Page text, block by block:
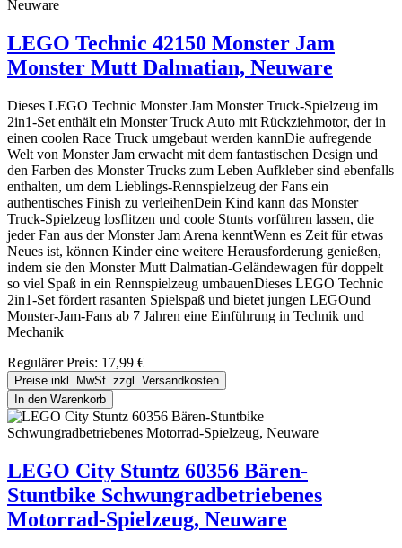
LEGO Technic 42150 Monster Jam
Monster Mutt Dalmatian, Neuware
Dieses LEGO Technic Monster Jam Monster Truck-Spielzeug im
2in1-Set enthält ein Monster Truck Auto mit Rückziehmotor, der in
einen coolen Race Truck umgebaut werden kannDie aufregende
Welt von Monster Jam erwacht mit dem fantastischen Design und
den Farben des Monster Trucks zum Leben Aufkleber sind ebenfalls
enthalten, um dem Lieblings-Rennspielzeug der Fans ein
authentisches Finish zu verleihenDein Kind kann das Monster
Truck-Spielzeug losflitzen und coole Stunts vorführen lassen, die
jeder Fan aus der Monster Jam Arena kenntWenn es Zeit für etwas
Neues ist, können Kinder eine weitere Herausforderung genießen,
indem sie den Monster Mutt Dalmatian-Geländewagen für doppelt
so viel Spaß in ein Rennspielzeug umbauenDieses LEGO Technic
2in1-Set fördert rasanten Spielspaß und bietet jungen LEGOund
Monster-Jam-Fans ab 7 Jahren eine Einführung in Technik und
Mechanik
Regulärer Preis: 17,99 €
Preise inkl. MwSt. zzgl. Versandkosten
In den Warenkorb
LEGO City Stuntz 60356 Bären-
Stuntbike Schwungradbetriebenes
Motorrad-Spielzeug, Neuware